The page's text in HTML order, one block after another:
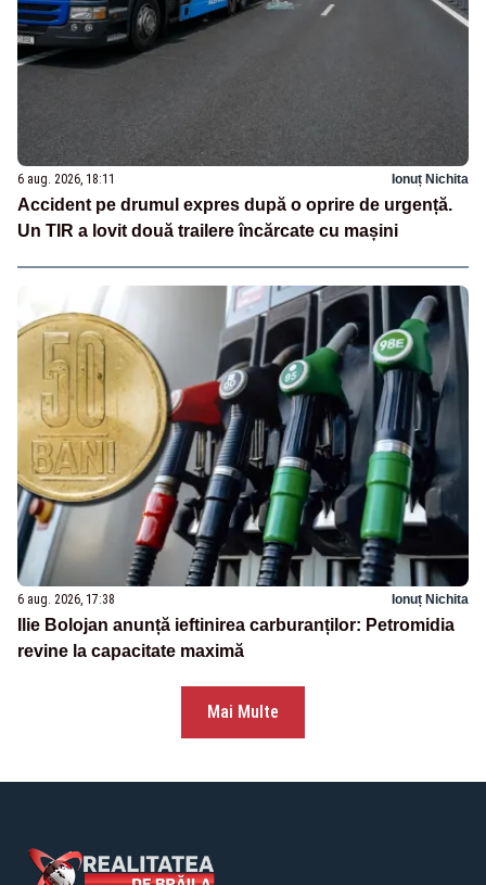
6 aug. 2026, 18:11 Ionuț Nichita
Accident pe drumul expres după o oprire de urgență.
Un TIR a lovit două trailere încărcate cu mașini
6 aug. 2026, 17:38 Ionuț Nichita
Ilie Bolojan anunță ieftinirea carburanților: Petromidia
revine la capacitate maximă
Mai Multe